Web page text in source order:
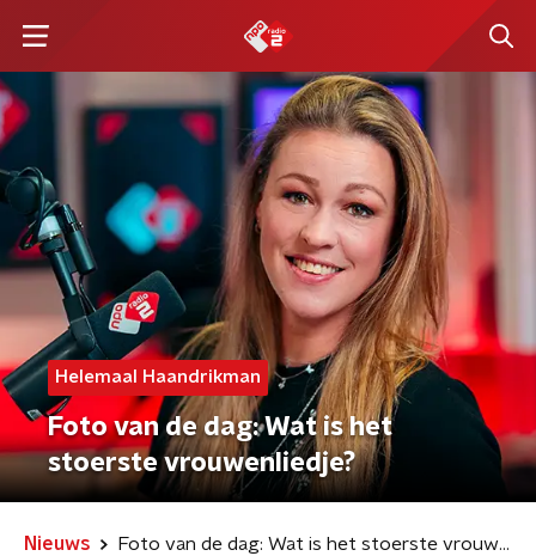
Helemaal Haandrikman
Foto van de dag: Wat is het
stoerste vrouwenliedje?
Nieuws Foto van de dag: Wat is het stoerste vrouwenliedje?